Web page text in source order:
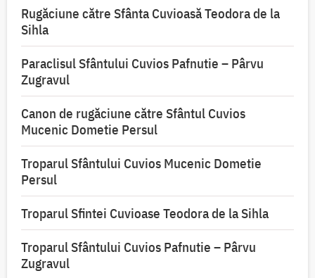
Rugăciune către Sfânta Cuvioasă Teodora de la
Sihla
Paraclisul Sfântului Cuvios Pafnutie – Pârvu
Zugravul
Canon de rugăciune către Sfântul Cuvios
Mucenic Dometie Persul
Troparul Sfântului Cuvios Mucenic Dometie
Persul
Troparul Sfintei Cuvioase Teodora de la Sihla
Troparul Sfântului Cuvios Pafnutie – Pârvu
Zugravul